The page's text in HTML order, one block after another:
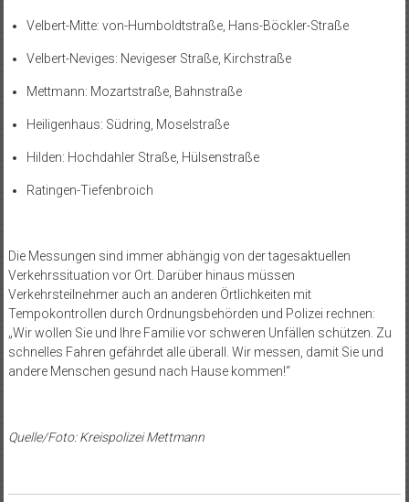
Velbert-Mitte: von-Humboldtstraße, Hans-Böckler-Straße
Velbert-Neviges: Nevigeser Straße, Kirchstraße
Mettmann: Mozartstraße, Bahnstraße
Heiligenhaus: Südring, Moselstraße
Hilden: Hochdahler Straße, Hülsenstraße
Ratingen-Tiefenbroich
Die Messungen sind immer abhängig von der tagesaktuellen
Verkehrssituation vor Ort. Darüber hinaus müssen
Verkehrsteilnehmer auch an anderen Örtlichkeiten mit
Tempokontrollen durch Ordnungsbehörden und Polizei rechnen:
„Wir wollen Sie und Ihre Familie vor schweren Unfällen schützen. Zu
schnelles Fahren gefährdet alle überall. Wir messen, damit Sie und
andere Menschen gesund nach Hause kommen!“
Quelle/Foto: Kreispolizei Mettmann